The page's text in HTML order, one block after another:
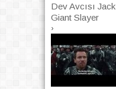
Dev Avcısı
Giant Slayer
›